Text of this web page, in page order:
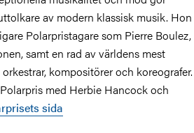
av modern klassisk musik. Hon
Polarpristagare som Pierre Boulez,
samt en rad av världens mest
kompositörer och koreografer.
med Herbie Hancock och
sida